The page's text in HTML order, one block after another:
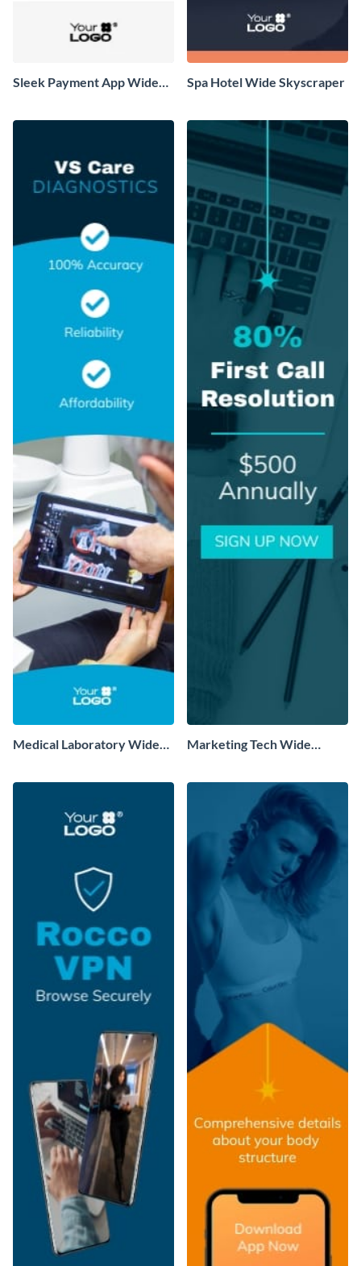
Sleek Payment App Wide
Spa Hotel Wide Skyscraper
Medical Laboratory Wide
Marketing Tech Wide